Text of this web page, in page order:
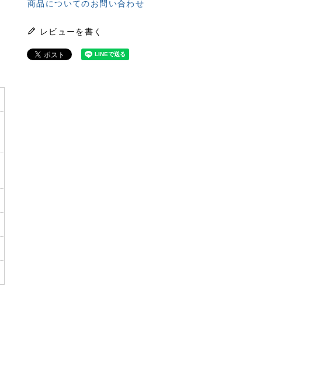
商品についてのお問い合わせ
レビューを書く